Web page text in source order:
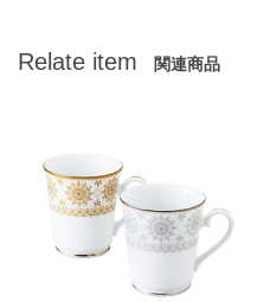
Relate item 関連商品